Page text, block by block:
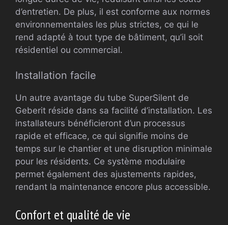
d’entretien. De plus, il est conforme aux normes
environnementales les plus strictes, ce qui le
rend adapté à tout type de bâtiment, qu’il soit
résidentiel ou commercial.
Installation facile
Un autre avantage du tube SuperSilent de
Geberit réside dans sa facilité d’installation. Les
installateurs bénéficieront d’un processus
rapide et efficace, ce qui signifie moins de
temps sur le chantier et une disruption minimale
pour les résidents. Ce système modulaire
permet également des ajustements rapides,
rendant la maintenance encore plus accessible.
Confort et qualité de vie